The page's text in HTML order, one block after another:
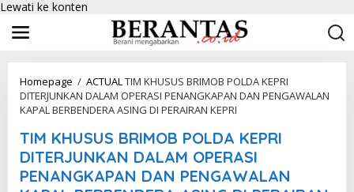
Lewati ke konten
Homepage / ACTUALTIM KHUSUS BRIMOB POLDA KEPRI
DITERJUNKAN DALAM OPERASI PENANGKAPAN DAN PENGAWALAN
KAPAL BERBENDERA ASING DI PERAIRAN KEPRI
TIM KHUSUS BRIMOB POLDA KEPRI
DITERJUNKAN DALAM OPERASI
PENANGKAPAN DAN PENGAWALAN